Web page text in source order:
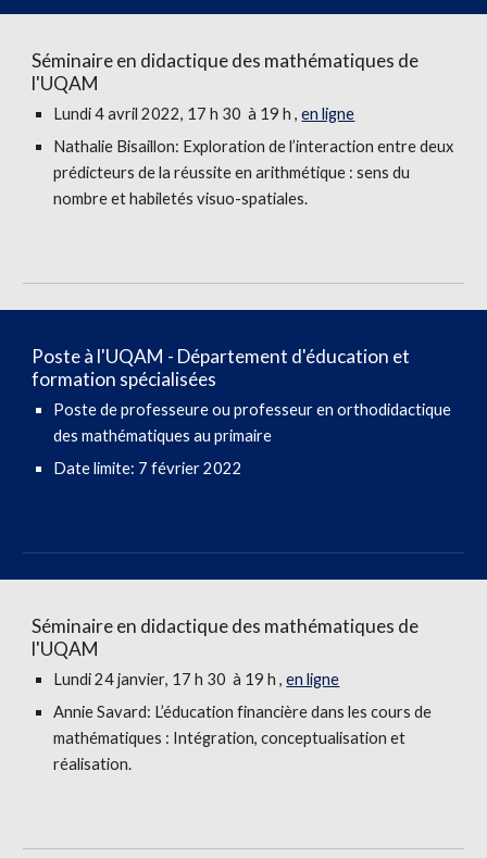
Séminaire en didactique des mathématiques de
l'UQAM
Lundi4 avril 2022, 17 h 30 à 19 h ,en ligne
Nathalie Bisaillon: Exploration de l’interaction entre deux
prédicteurs de la réussite en arithmétique : sens du
nombre et habiletés visuo-spatiales.
Poste à l'UQAM - Département d'éducation et
formation spécialisées
Poste de professeure ou professeur en orthodidactique
des mathématiques au primaire
Date limite: 7 février2022
Séminaire en didactique des mathématiques de
l'UQAM
Lundi24 janvier, 17 h 30 à 19 h ,en ligne
Annie Savard: L’éducation financière dans les cours de
mathématiques : Intégration, conceptualisation et
réalisation.